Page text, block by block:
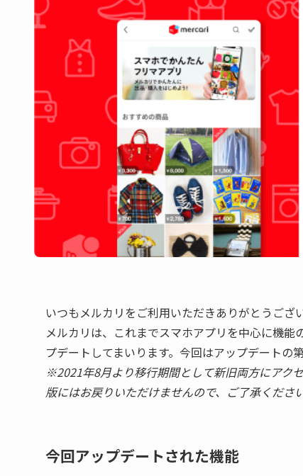
いつもメルカリをご利用いただきありがとうござい
メルカリは、これまでスマホアプリを中心に機
プデートしてまいります。今回はアップデートの
※2021年8月より移行期間として新旧両方にアク
版にはお戻りいただけませんので、ご了承ください
今回アップデートされた機能